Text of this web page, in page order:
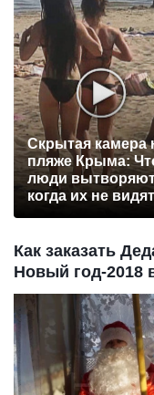
Скрытая камера
пляже Крыма:
люди
когда их не
Как заказать
Новый год-2018